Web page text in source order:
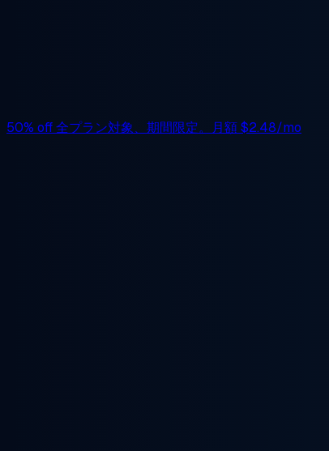
50% off全プラン対象、期間限定。月額$2.48/mo